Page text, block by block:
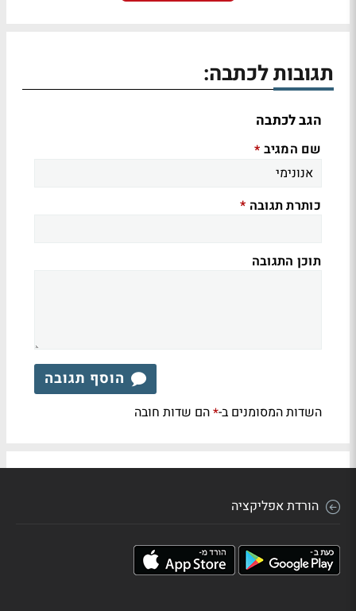
תגובות לכתבה:
הגב לכתבה
שם המגיב *
כותרת תגובה *
תוכן התגובה
הוסף תגובה
השדות המסומנים ב-*הם שדות חובה
הורדת אפליקציה